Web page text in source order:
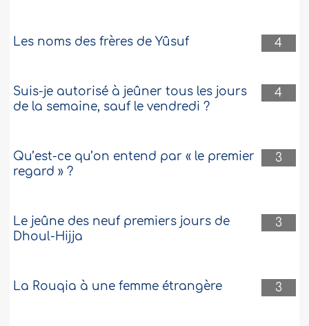
4
Les noms des frères de Yûsuf
4
Suis-je autorisé à jeûner tous les jours
de la semaine, sauf le vendredi ?
3
Qu’est-ce qu’on entend par « le premier
regard » ?
3
Le jeûne des neuf premiers jours de
Dhoul-Hijja
3
La Rouqia à une femme étrangère